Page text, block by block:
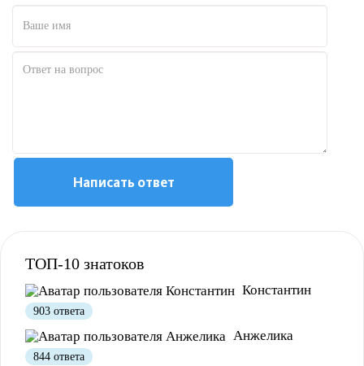
Написать ответ
ТОП-10 знатоков
Константин
903 ответа
Анжелика
844 ответа